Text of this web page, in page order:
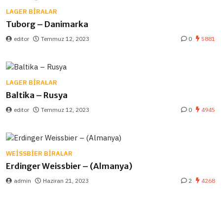
LAGER BIRALAR
Tuborg – Danimarka
editor Temmuz 12, 2023 0 5881
LAGER BIRALAR
Baltika – Rusya
editor Temmuz 12, 2023 0 4945
WEISSBIER BIRALAR
Erdinger Weissbier – (Almanya)
admin Haziran 21, 2023 2 4268